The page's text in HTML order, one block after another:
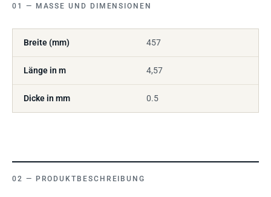
MASSE UND DIMENSIONEN
Breite (mm) 457
Länge in m 4,57
Dicke in mm 0.5
PRODUKTBESCHREIBUNG